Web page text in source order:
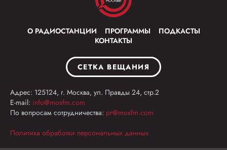
О РАДИОСТАНЦИИ ПРОГРАММЫ
ПОДКАСТЫ
КОНТАКТЫ
СЕТКА ВЕЩАНИЯ
Адрес: 125124, г. Москва, ул. Правды 24, стр.2
E-mail: info@mosfm.com
По вопросам сотрудничества: pr@mosfm.com
Политика обработки персональных данных